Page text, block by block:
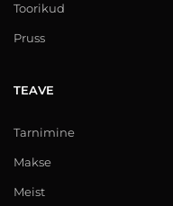
Toorikud
Pruss
TEAVE
Tarnimine
Makse
Meist